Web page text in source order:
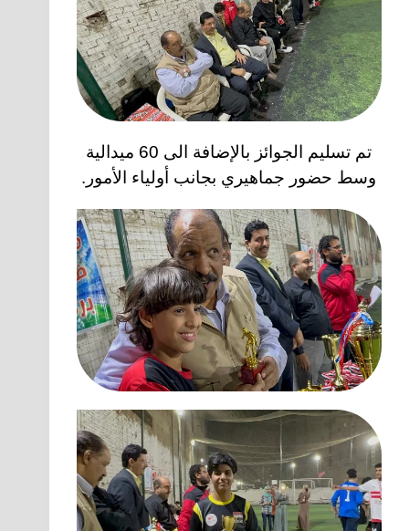
تم تسليم الجوائز بالإضافة الى 60 ميدالية
وسط حضور جماهيري بجانب أولياء الأمور.